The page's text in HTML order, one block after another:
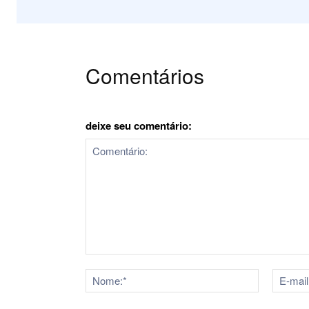
Comentários
deixe seu comentário:
Nome:*